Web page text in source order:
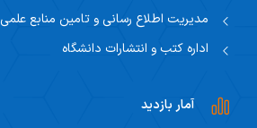
مدیریت اطلاع رسانی و تامین منابع علمی
اداره کتب و انتشارات دانشگاه
آمار بازدید